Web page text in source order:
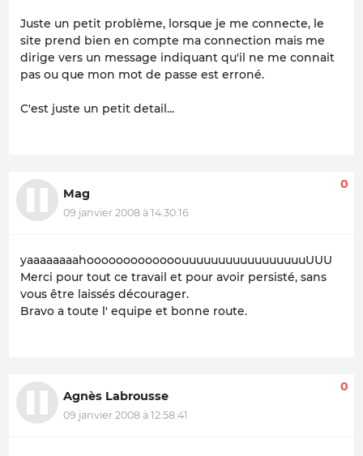
Juste un petit problème, lorsque je me connecte, le
site prend bien en compte ma connection mais me
dirige vers un message indiquant qu'il ne me connait
pas ou que mon mot de passe est erroné.
C'est juste un petit detail...
Mag
09 janvier 2008 à 14:30:16
0
yaaaaaaaahooooooooooooouuuuuuuuuuuuuuuuuUUU
Merci pour tout ce travail et pour avoir persisté, sans
vous être laissés décourager.
Bravo a toute l' equipe et bonne route.
Agnès Labrousse
09 janvier 2008 à 12:58:41
0